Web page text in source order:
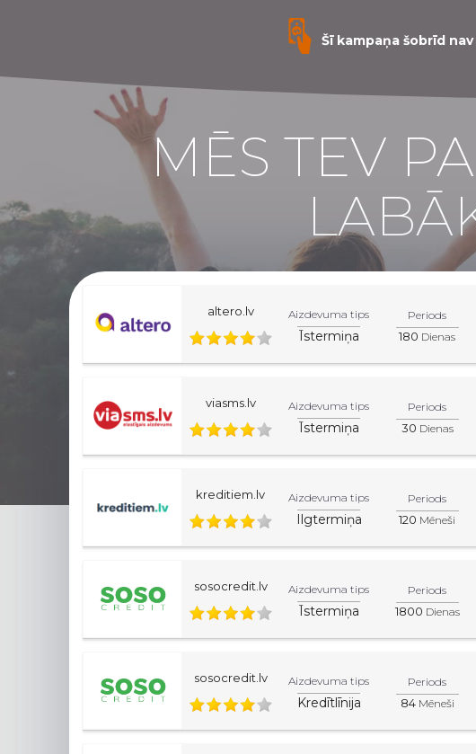
Šī kampaņa šobrīd
MĒS TEV
altero.lv Aizdevuma tips
Īstermiņa
Periods
180 Dienas
viasms.lv Aizdevuma tips
Īstermiņa
Periods
30 Dienas
kreditiem.lv Aizdevuma tips
Ilgtermiņa
Periods
120 Mēneši
sosocredit.lv Aizdevuma tips
Īstermiņa
Periods
1800 Dienas
sosocredit.lv Aizdevuma tips
Kredītlīnija
Periods
84Mēneši